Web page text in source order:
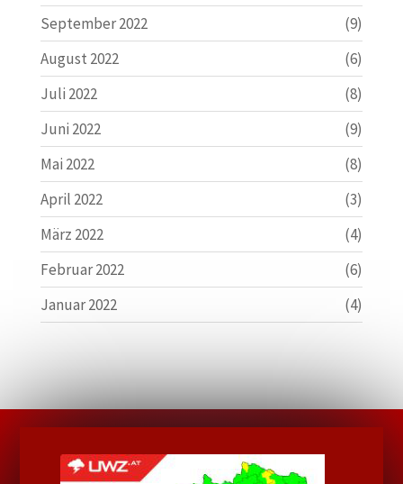
September 2022
(9)
August 2022
(6)
Juli 2022
(8)
Juni 2022
(9)
Mai 2022
(8)
April 2022
(3)
März 2022
(4)
Februar 2022
(6)
Januar 2022
(4)